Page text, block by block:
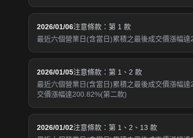
2026/01/06注意條款：第 1 款
最近六個營業日(含當日)累積之最後成交價漲幅
2026/01/05注意條款：第 1、2 款
最近六個營業日(含當日)累積之最後成交價漲幅
交價漲幅達200.82%(第二款)
2026/01/02注意條款：第 1、2、13 款